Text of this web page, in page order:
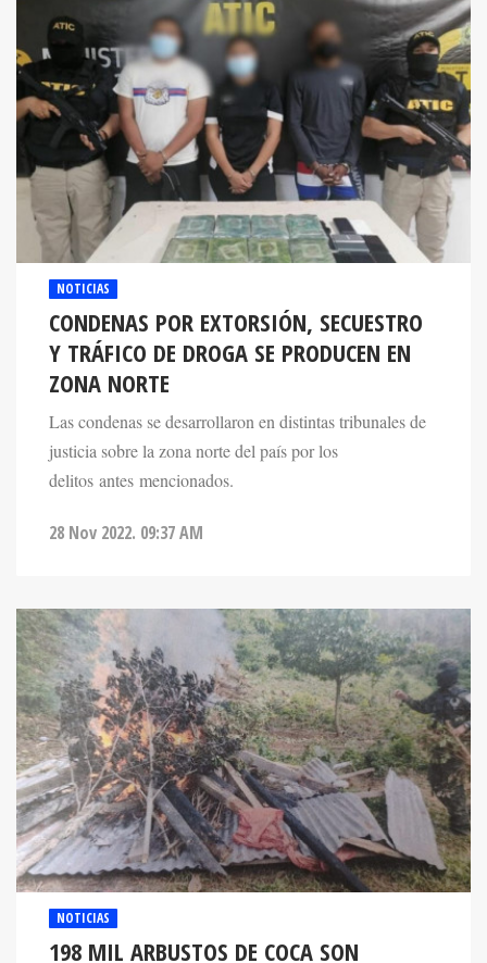
NOTICIAS
CONDENAS POR EXTORSIÓN, SECUESTRO
Y TRÁFICO DE DROGA SE PRODUCEN EN
ZONA NORTE
Las condenas se desarrollaron en distintas tribunales de
justicia sobre la zona norte del país por los
delitos antes mencionados.
NOTICIAS
198 MIL ARBUSTOS DE COCA SON
ELIMINADOS POR EL MINISTERIO